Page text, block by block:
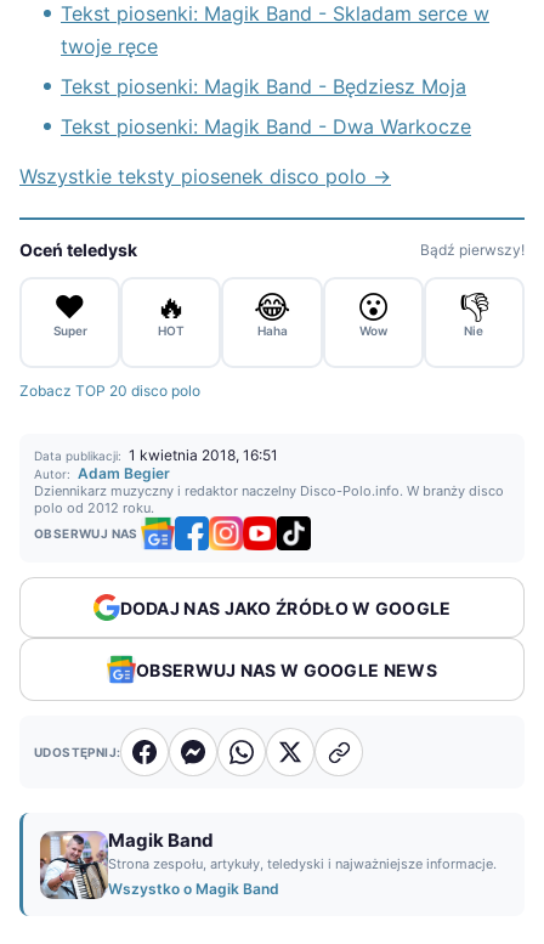
Tekst piosenki: Magik Band - Skladam serce w
twoje ręce
Tekst piosenki: Magik Band - Będziesz Moja
Tekst piosenki: Magik Band - Dwa Warkocze
Wszystkie teksty piosenek disco polo →
Oceń teledysk Bądź pierwszy!
❤️
Super
🔥
HOT
😂
Haha
😮
Wow
👎
Nie
Zobacz TOP 20 disco polo
Data publikacji: 1 kwietnia 2018, 16:51
Autor: Adam Begier
Dziennikarz muzyczny i redaktor naczelny Disco-Polo.info. W branży disco
polo od 2012 roku.
OBSERWUJ NAS
DODAJ NAS JAKO ŹRÓDŁO W GOOGLE
OBSERWUJ NAS W GOOGLE NEWS
UDOSTĘPNIJ:
Magik Band
Strona zespołu, artykuły, teledyski i najważniejsze informacje.
Wszystko o Magik Band